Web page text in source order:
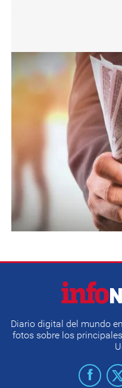
Diario digital del mundo
fotos sobre los